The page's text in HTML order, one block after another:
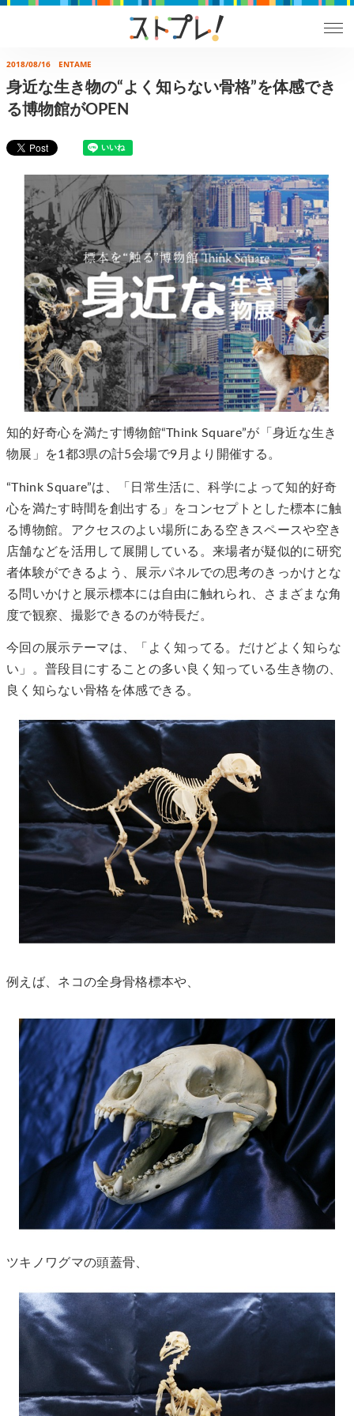
2018/08/16 ENTAME
身近な生き物の“よく知らない骨格”を体感でき
る博物館がOPEN
知的好奇心を満たす博物館“Think Square”が「身近な生き
物展」を1都3県の計5会場で9月より開催する。
“Think Square”は、「日常生活に、科学によって知的好奇
心を満たす時間を創出する」をコンセプトとした標本に触
る博物館。アクセスのよい場所にある空きスペースや空き
店舗などを活用して展開している。来場者が疑似的に研究
者体験ができるよう、展示パネルでの思考のきっかけとな
る問いかけと展示標本には自由に触れられ、さまざまな角
度で観察、撮影できるのが特長だ。
今回の展示テーマは、「よく知ってる。だけどよく知らな
い」。普段目にすることの多い良く知っている生き物の、
良く知らない骨格を体感できる。
例えば、ネコの全身骨格標本や、
ツキノワグマの頭蓋骨、